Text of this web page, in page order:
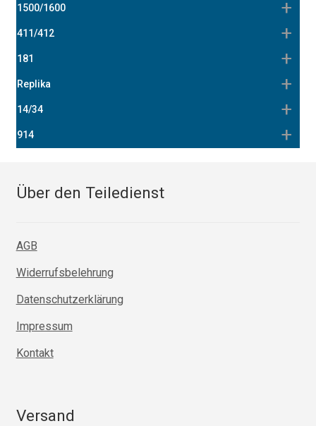
1500/1600
411/412
181
Replika
14/34
914
Über den Teiledienst
AGB
Widerrufsbelehrung
Datenschutzerklärung
Impressum
Kontakt
Versand